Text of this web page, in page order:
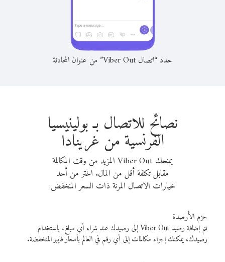
حدد “اتصال Viber Out” من عنوان المحادثة
نصائح للاتصال بـ بولينيسيا
الفرنسية من غرينادا
يمنحك Viber Out المزيد من وقت المكالمة
مقابل تكلفة أقل من المال. اختر من أحد
خيارات الاتصال المرنة ذات السعر المنخفض:
حزم الأرصدة
تتم إضافة رصيد Viber Out إلى رصيدك عند شراء أي مبلغ. باستخدام
رصيدك، يمكنك إجراء مكالمات إلى أي رقم في العالم بأسعار فايبر المنخفضة.